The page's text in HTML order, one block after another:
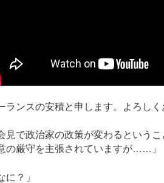
ランスの安積と申します。よろしく
で政治家の政策が変わるという
の厳守を主張されていますが……」
に？」